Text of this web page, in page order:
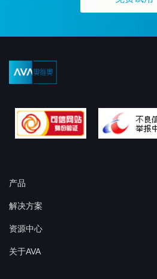
产品
解决方案
资源中心
关于AVA